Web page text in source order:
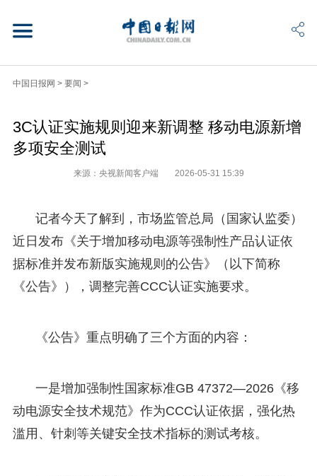
中国日报网 > 要闻 >
3C认证实施规则迎来新调整 移动电源新增
多项安全测试
来源：央视新闻客户端 2026-05-31 15:39
记者今天了解到，市场监管总局（国家认监委）
近日发布《关于增加移动电源等强制性产品认证依
据标准并发布新版实施规则的公告》（以下简称
《公告》），调整完善CCC认证实施要求。
《公告》重点明确了三个方面的内容：
一是增加强制性国家标准GB 47372—2026《移
动电源安全技术规范》作为CCC认证依据，强化热
滥用、针刺等关键安全技术指标的测试考核。